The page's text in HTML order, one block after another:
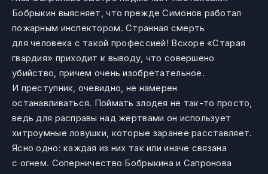
Бобрыкин выясняет, что прежде Симонов работал
пожарным инспектором. Странная смерть
для человека с такой профессией! Вскоре «Старая
гвардия» приходит к выводу, что совершено
убийство, причем очень изобретательное.
И преступник, очевидно, не намерен
останавливаться. Поймать злодея не так-то просто,
ведь для расправы над жертвами он использует
хитроумные ловушки, которые заранее расставляет.
Ясно одно: каждая из них так или иначе связана
с огнем. Соперничество Бобрыкина и Сапронова